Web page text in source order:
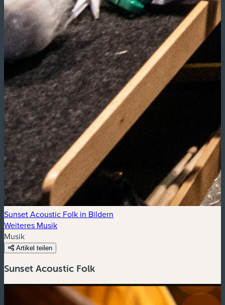
Sunset Acoustic Folk in Bildern
Weiteres Musik
Musik
Artikel teilen
Sunset Acoustic Folk